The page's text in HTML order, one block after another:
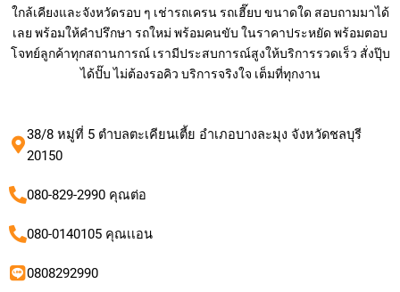
ใกล้เคียงและจังหวัดรอบ ๆ เช่ารถเครน รถเฮี๊ยบ ขนาดใด สอบถามมาได้
เลย พร้อมให้คำปรึกษา รถใหม่ พร้อมคนขับ ในราคาประหยัด พร้อมตอบ
โจทย์ลูกค้าทุกสถานการณ์ เรามีประสบการณ์สูงให้บริการรวดเร็ว สั่งปุ๊บ
ได้ปั๊บ ไม่ต้องรอคิว บริการจริงใจ เต็มที่ทุกงาน
38/8 หมู่ที่ 5 ตำบลตะเคียนเตี้ย อำเภอบางละมุง จังหวัดชลบุรี
20150
080-829-2990 คุณต่อ
080-0140105 คุณเเอน
0808292990